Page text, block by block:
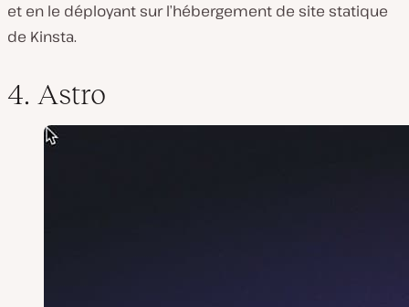
et en le déployant sur l’hébergement de site statique
de Kinsta.
4. Astro